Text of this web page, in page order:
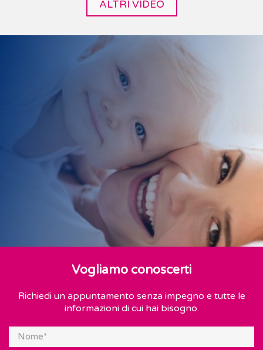
ALTRI VIDEO
Vogliamo conoscerti
Richiedi un appuntamento senza impegno e tutte le
informazioni di cui hai bisogno.